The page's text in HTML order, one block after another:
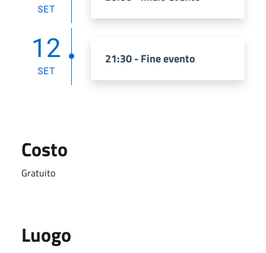
SET
12
SET
21:30 - Fine evento
Costo
Gratuito
Luogo